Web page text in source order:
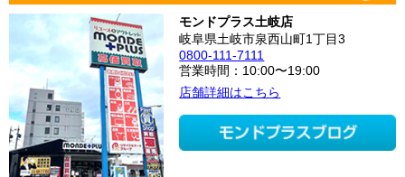
モンドプラス土岐店
岐阜県土岐市泉西山町1丁目3
0800-111-7111
営業時間：10:00〜19:00
店舗詳細はこちら